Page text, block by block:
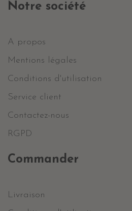
Notre société
A propos
Mentions légales
Conditions d'utilisation
Service client
Contactez-nous
RGPD
Commander
Livraison